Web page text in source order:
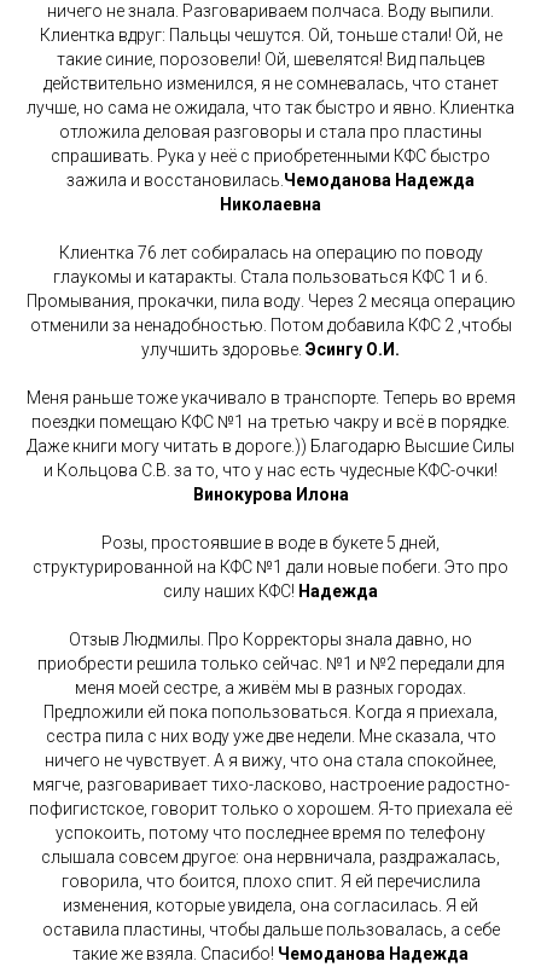
ничего не знала. Разговариваем полчаса. Воду выпили.
Клиентка вдруг: Пальцы чешутся. Ой, тоньше стали! Ой, не
такие синие, порозовели! Ой, шевелятся! Вид пальцев
действительно изменился, я не сомневалась, что станет
лучше, но сама не ожидала, что так быстро и явно. Клиентка
отложила деловая разговоры и стала про пластины
спрашивать. Рука у неё с приобретенными КФС быстро
зажила и восстановилась. Чемоданова Надежда
Николаевна
Клиентка 76 лет собиралась на операцию по поводу
глаукомы и катаракты. Стала пользоваться КФС 1 и 6.
Промывания, прокачки, пила воду. Через 2 месяца операцию
отменили за ненадобностью. Потом добавила КФС 2 ,чтобы
улучшить здоровье. Эсингу О.И.
Меня раньше тоже укачивало в транспорте. Теперь во время
поездки помещаю КФС №1 на третью чакру и всё в порядке.
Даже книги могу читать в дороге.)) Благодарю Высшие Силы
и Кольцова С.В. за то, что у нас есть чудесные КФС-очки!
Винокурова Илона
Розы, простоявшие в воде в букете 5 дней,
структурированной на КФС №1 дали новые побеги. Это про
силу наших КФС! Надежда
Отзыв Людмилы. Про Корректоры знала давно, но
приобрести решила только сейчас. №1 и №2 передали для
меня моей сестре, а живём мы в разных городах.
Предложили ей пока попользоваться. Когда я приехала,
сестра пила с них воду уже две недели. Мне сказала, что
ничего не чувствует. А я вижу, что она стала спокойнее,
мягче, разговаривает тихо-ласково, настроение радостно-
пофигистское, говорит только о хорошем. Я-то приехала её
успокоить, потому что последнее время по телефону
слышала совсем другое: она нервничала, раздражалась,
говорила, что боится, плохо спит. Я ей перечислила
изменения, которые увидела, она согласилась. Я ей
оставила пластины, чтобы дальше пользовалась, а себе
такие же взяла. Спасибо! Чемоданова Надежда